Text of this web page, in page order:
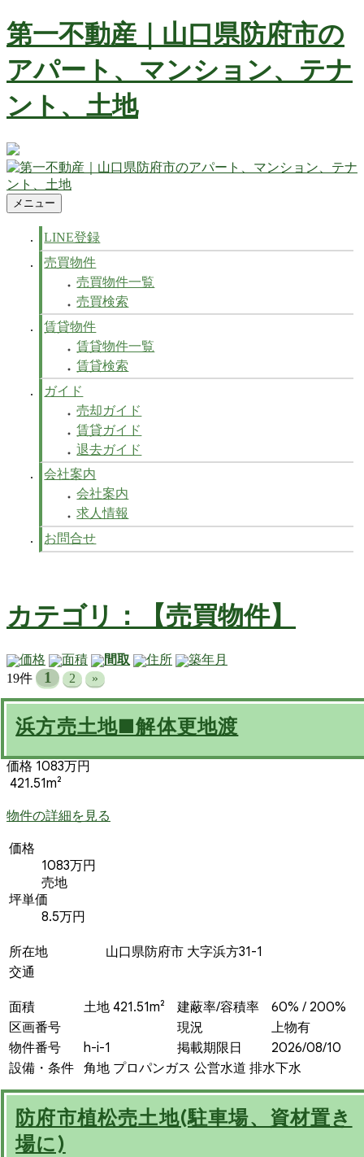
コ
ン
テ
ン
ツ
へ
キ
ッ
プ
第一不動産｜山口県防府市の
アパート、マンション、テナ
ント、土地
防府市の不動産 賃貸、マンション、アパート、テナントなど
不動産の事ならお任せ下さい
第一不動産｜山口県防府市のアパート、マンション、テナン
ト、土地
防府市の不動産 賃貸、マンション、アパート、テナントなど
不動産の事ならお任せ下さい
メニュー
LINE登録
売買物件
売買物件一覧
売買検索
賃貸物件
賃貸物件一覧
賃貸検索
ガイド
売却ガイド
賃貸ガイド
退去ガイド
会社案内
会社案内
求人情報
お問合せ
カテゴリ：【売買物件】
価格 面積 間取 住所 築年月
19件 1 2 »
浜方売土地■解体更地渡
価格 1083万円
421.51m²
物件の詳細を見る
価格
1083万円
売地
坪単価
8.5万円
所在地
山口県防府市 大字浜方31-1
交通
面積 土地 421.51m² 建蔽率/容積率
60% / 200%
区画番号
現況
上物有
物件番号
h-i-1 掲載期限日
2026/08/10
設備・条件 角地 プロパンガス 公営水道 排水下水
防府市植松売土地(駐車場、資材置き
場に)